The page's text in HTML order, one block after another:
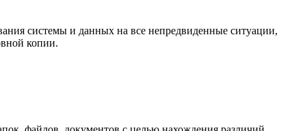
системы и данных на все непредвиденные ситуации,
копии.